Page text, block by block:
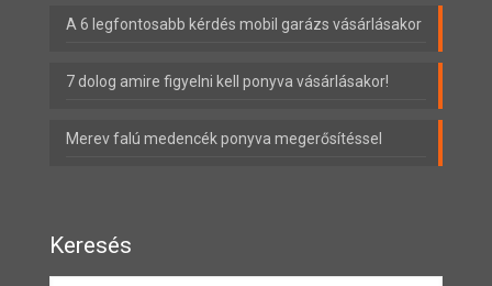
A 6 legfontosabb kérdés mobil garázs vásárlásakor
7 dolog amire figyelni kell ponyva vásárlásakor!
Merev falú medencék ponyva megerősítéssel
Keresés